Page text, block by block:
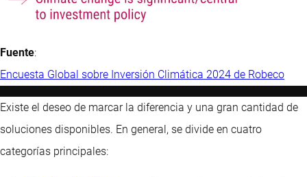
Fuente:
Encuesta Global sobre Inversión Climática 2024 de Robeco
Existe el deseo de marcar la diferencia y una gran cantidad de
soluciones disponibles. En general, se divide en cuatro
categorías principales: